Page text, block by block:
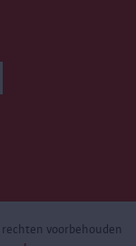
voorbehouden